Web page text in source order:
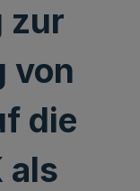
zur
von
die
als